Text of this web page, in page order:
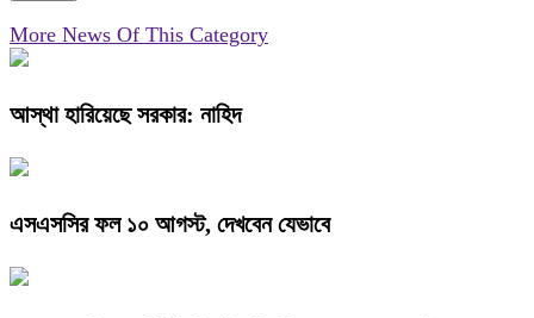
More News Of This Category
আস্থা হারিয়েছে সরকার: নাহিদ
এসএসসির ফল ১০ আগস্ট, দেখবেন যেভাবে